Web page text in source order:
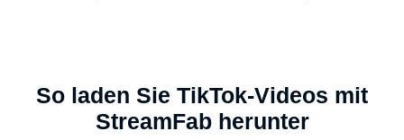
So laden Sie TikTok-Videos mit
StreamFab herunter